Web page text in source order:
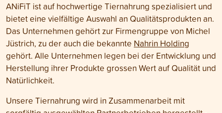
ANiFiT ist auf hochwertige Tiernahrung spezialisiert und
bietet eine vielfältige Auswahl an Qualitätsprodukten an.
Das Unternehmen gehört zur Firmengruppe von Michel
Jüstrich, zu der auch die bekannte Nahrin Holding
gehört. Alle Unternehmen legen bei der Entwicklung und
Herstellung ihrer Produkte grossen Wert auf Qualität und
Natürlichkeit.
Unsere Tiernahrung wird in Zusammenarbeit mit